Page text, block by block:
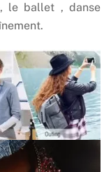
le ballet , danse